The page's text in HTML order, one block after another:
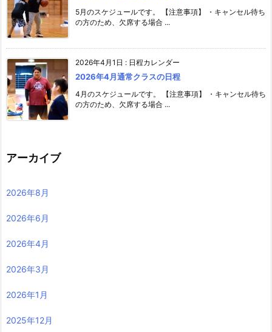
5月のスケジュールです。 【注意事項】 ・キャンセル待ち
の方のため、欠席する場合 ...
2026年4月1日 : 日程カレンダー
2026年4月通常クラスの日程
4月のスケジュールです。 【注意事項】 ・キャンセル待ち
の方のため、欠席する場合 ...
アーカイブ
2026年8月
2026年6月
2026年4月
2026年3月
2026年1月
2025年12月